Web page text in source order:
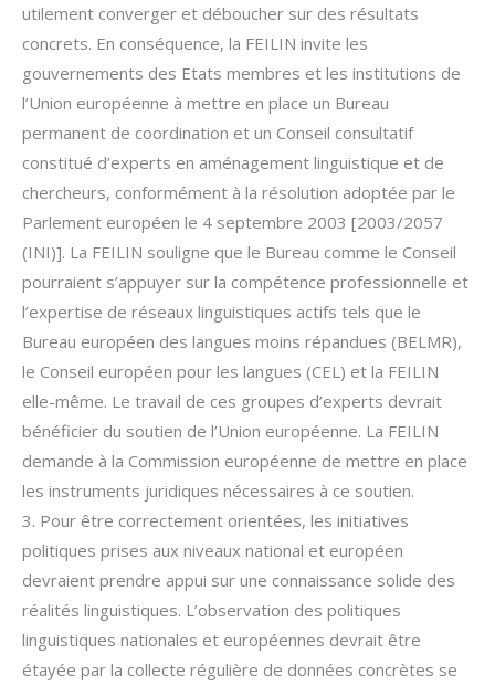
utilement converger et déboucher sur des résultats
concrets. En conséquence, la FEILIN invite les
gouvernements des Etats membres et les ins­titutions de
l’Union européenne à mettre en place un Bureau
permanent de coordi­nation et un Conseil consultatif
constitué d’experts en aménagement linguistique et de
chercheurs, conformément à la résolution adoptée par le
Parlement européen le 4 septembre 2003 [2003/2057
(INI)]. La FEILIN souligne que le Bureau comme le Conseil
pourraient s’appuyer sur la compétence professionnelle et
l’expertise de réseaux linguistiques actifs tels que le
Bureau européen des langues moins répan­dues (BELMR),
le Conseil européen pour les langues (CEL) et la FEILIN
elle-même. Le travail de ces groupes d’experts devrait
bénéficier du soutien de l’Union euro­péenne. La FEILIN
demande à la Commission européenne de mettre en place
les instruments juridiques nécessaires à ce soutien.
3. Pour être correctement orientées, les initiatives
politiques prises aux niveaux na­tional et européen
devraient prendre appui sur une connaissance solide des
réalités linguistiques. L’observation des politiques
linguistiques nationales et européennes devrait être
étayée par la collecte régulière de données concrètes se